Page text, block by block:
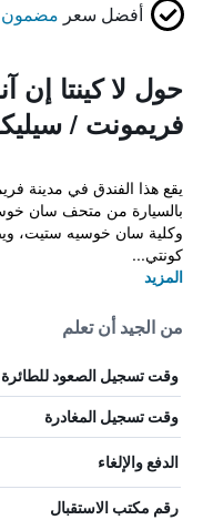
أفضل سعر مضمون
حول لا كينتا إن
فريمونت /
بالسيارة من متحف سان
وكلية سان خوسيه ستيت،
كونتي...
المزيد
من الجيد أن تعلم
وقت تسجيل الصعود للطائرة
وقت تسجيل المغادرة
الدفع والإلغاء
رقم مكتب الاستقبال